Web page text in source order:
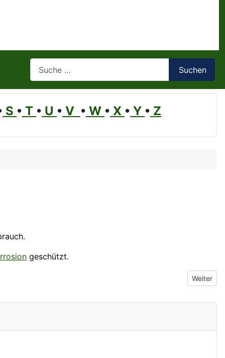
Suchen
S • T • U • V • W • X • Y • Z
geschützt.
Nächster
Weiter